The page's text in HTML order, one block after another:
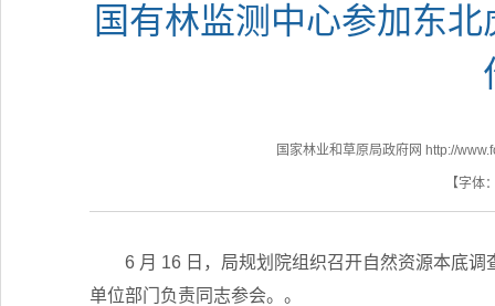
国有林监测中心参加东
国家林业和草原局政府网 http://
【字体
6 月 16 日，局规划院组织召开自然资源本底
单位部门负责同志参会。。